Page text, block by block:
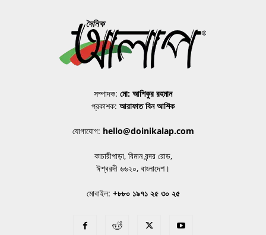
সম্পাদক: মো: আশিকুর রহমান
প্রকাশক: আরাফাত বিন আশিক
যোগাযোগ: hello@doinikalap.com
কাচারীপাড়া, বিমান বন্দর রোড,
ঈশ্বরদী ৬৬২০, বাংলাদেশ।
মোবাইল: +৮৮০ ১৯৭১ ২৫ ৩০ ২৫